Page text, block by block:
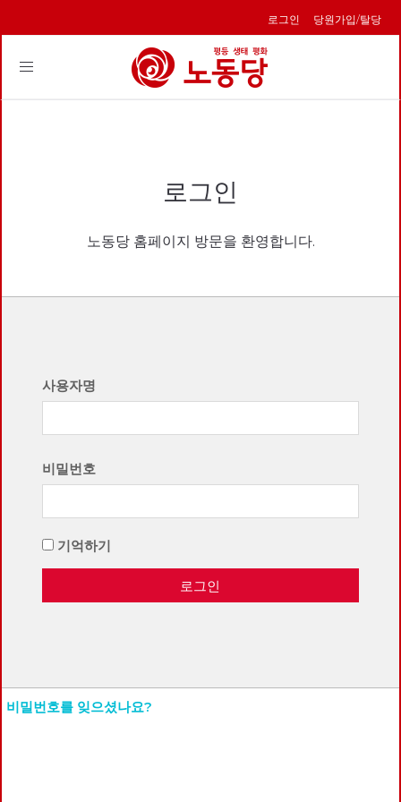
로그인 당원가입/탈당
Toggle
로그인
노동당 홈페이지 방문을 환영합니다.
사용자명
비밀번호
기억하기
로그인
비밀번호를 잊으셨나요?